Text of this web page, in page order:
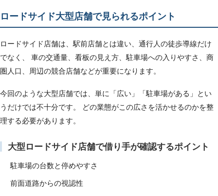
ロードサイド大型店舗で見られるポイント
ロードサイド店舗は、駅前店舗とは違い、通行人の徒歩導線だけ
でなく、 車の交通量、看板の見え方、駐車場への入りやすさ、商
圏人口、周辺の競合店舗などが重要になります。
今回のような大型店舗では、単に「広い」「駐車場がある」とい
うだけでは不十分です。 どの業態がこの広さを活かせるのかを整
理する必要があります。
大型ロードサイド店舗で借り手が確認するポイント
駐車場の台数と停めやすさ
前面道路からの視認性